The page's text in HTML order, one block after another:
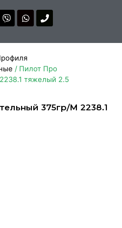
/ Пилот Про
тяжелый 2.5
375гр/м 2238.1